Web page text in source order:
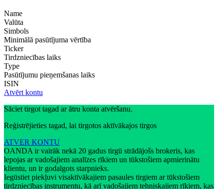
Name
Valūta
Simbols
Minimālā pasūtījuma vērtība
Ticker
Tirdzniecības laiks
Type
Pasūtījumu pieņemšanas laiks
ISIN
Atvērt kontu
Sāciet tirgot tagad ar ātru konta atvēršanu.
Reģistrējieties tagad, lai tirgotos aktīvākajos tirgos
ATVER KONTU
OANDA ir vairāk nekā 20 gadus tirgū strādājošs brokeris, kas
lepojas ar vadošajiem analīzes rīkiem un tūkstošiem apmierinātu
klientu, un ir godalgots starpnieks.
Iegūstiet piekļuvi visaktīvākajiem pasaules tirgiem ar tūkstošiem
tirdzniecības instrumentu, kā arī vadošajiem tehniskajiem rīkiem, kas